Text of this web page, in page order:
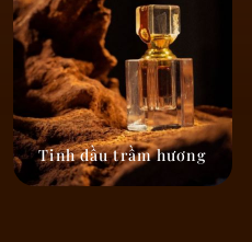
Tinh dầu trầm hương